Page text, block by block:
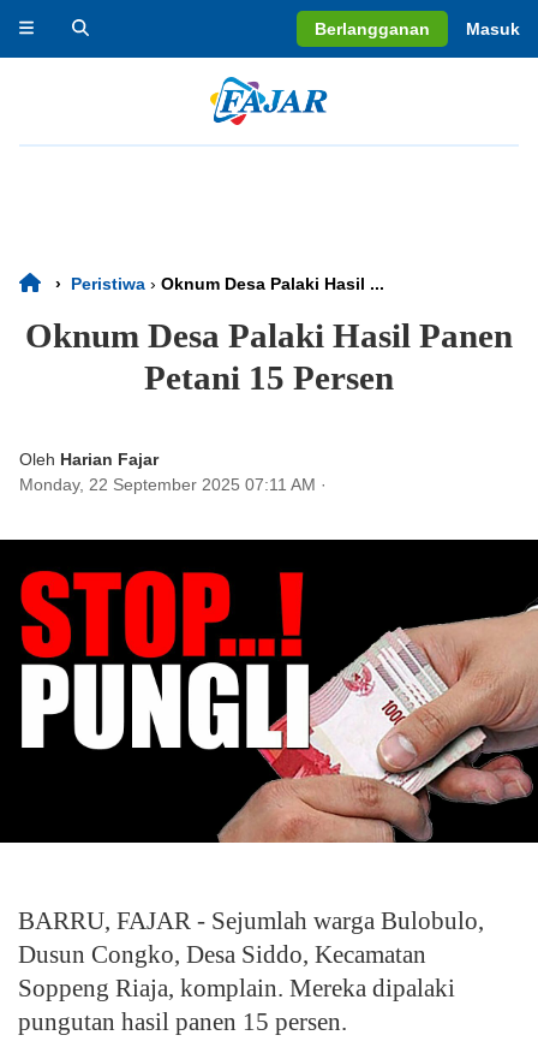
Berlangganan Masuk
› Peristiwa › Oknum Desa Palaki Hasil ...
Oknum Desa Palaki Hasil Panen
Petani 15 Persen
Oleh Harian Fajar
Monday, 22 September 2025 07:11 AM ·
BARRU, FAJAR - Sejumlah warga Bulobulo,
Dusun Congko, Desa Siddo, Kecamatan
Soppeng Riaja, komplain. Mereka dipalaki
pungutan hasil panen 15 persen.